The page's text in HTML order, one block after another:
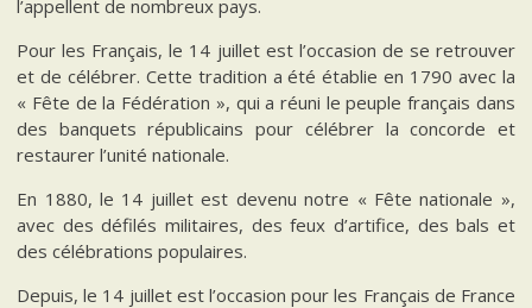
l’appellent de nombreux pays.
Pour les Français, le 14 juillet est l’occasion de se retrouver
et de célébrer. Cette tradition a été établie en 1790 avec la
« Fête de la Fédération », qui a réuni le peuple français dans
des banquets républicains pour célébrer la concorde et
restaurer l’unité nationale.
En 1880, le 14 juillet est devenu notre « Fête nationale »,
avec des défilés militaires, des feux d’artifice, des bals et
des célébrations populaires.
Depuis, le 14 juillet est l’occasion pour les Français de France